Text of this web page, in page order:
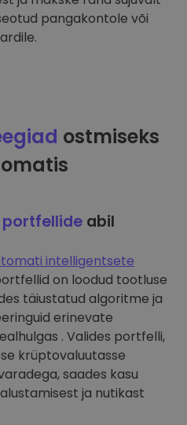
pangakontole või
ostmiseks
abil
intelligentsete
on loodud tootluse
täiustatud algoritme ja
erinevate
. Valides portfelli,
krüptovaluutasse
saades kasu
ja nutikast